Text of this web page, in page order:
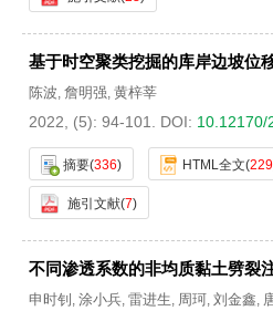
基于时空聚类挖掘的库岸边坡位
陈波, 詹明强, 黄梓莘
2022, (5): 94-101. DOI: 10.12170/
摘要(336) HTML全文(229
施引文献(7)
不同渗透系数的非均质黏土劈裂
申时钊 , 涂小兵, 雷进生, 周珂, 刘金鑫,